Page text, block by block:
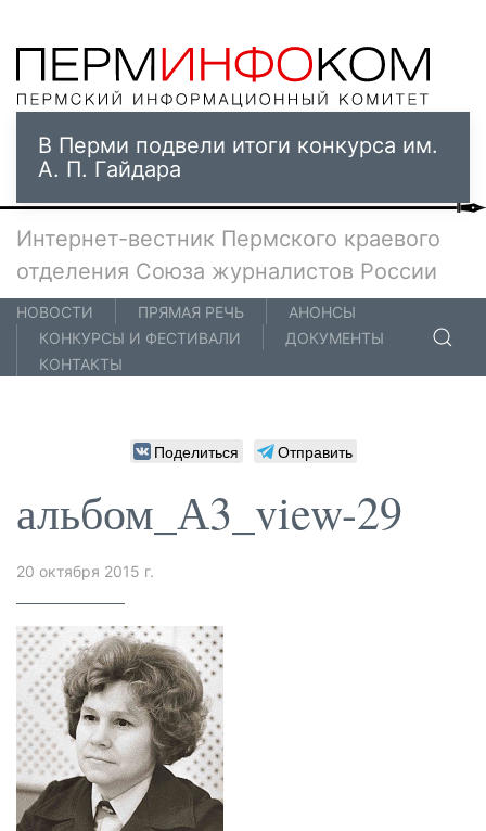
В Перми подвели итоги конкурса им.
А. П. Гайдара
Интернет-вестник Пермского краевого
отделения Союза журналистов России
НОВОСТИ ПРЯМАЯ РЕЧЬ
АНОНСЫ
КОНКУРСЫ И ФЕСТИВАЛИ
ДОКУМЕНТЫ
КОНТАКТЫ
Поделиться Отправить
альбом_А3_view-29
20 октября 2015 г.